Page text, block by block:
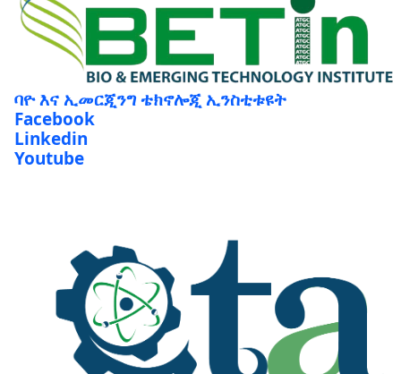
ባዮ እና ኢመርጂንግ ቴክኖሎጂ ኢንስቲቱዩት
Facebook
Linkedin
Youtube